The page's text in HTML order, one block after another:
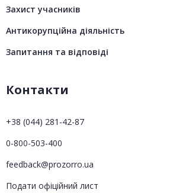
Захист учасників
Антикорупційна діяльність
Запитання та відповіді
Контакти
+38 (044) 281-42-87
0-800-503-400
feedback@prozorro.ua
Подати офіційний лист